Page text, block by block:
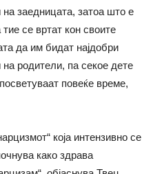
заедницата, затоа што е
се вртат кон своите
да им бидат најдобри
родители, па секое дете
повеќе време,
која интензивно се
како здрава